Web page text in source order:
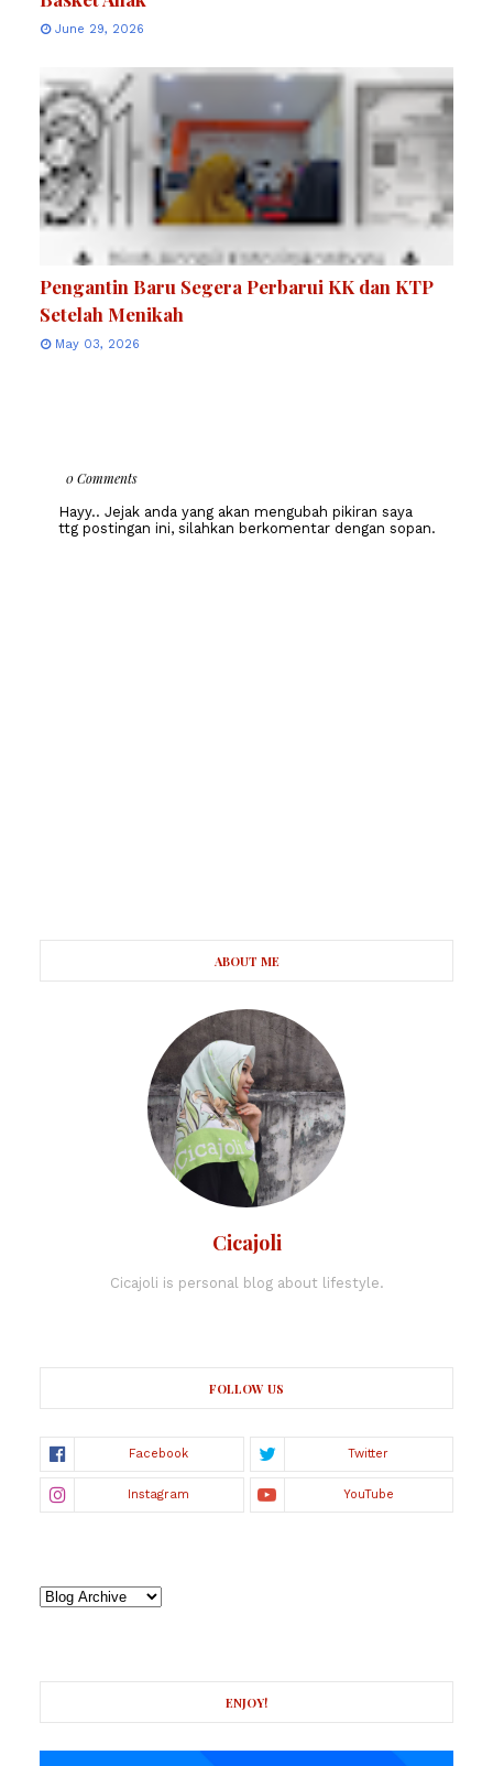
June 29, 2026
Pengantin Baru Segera Perbarui KK dan KTP
Setelah Menikah
May 03, 2026
0 Comments
Hayy.. Jejak anda yang akan mengubah pikiran saya
ttg postingan ini, silahkan berkomentar dengan sopan.
ABOUT ME
Cicajoli
Cicajoli is personal blog about lifestyle.
FOLLOW US
ENJOY!